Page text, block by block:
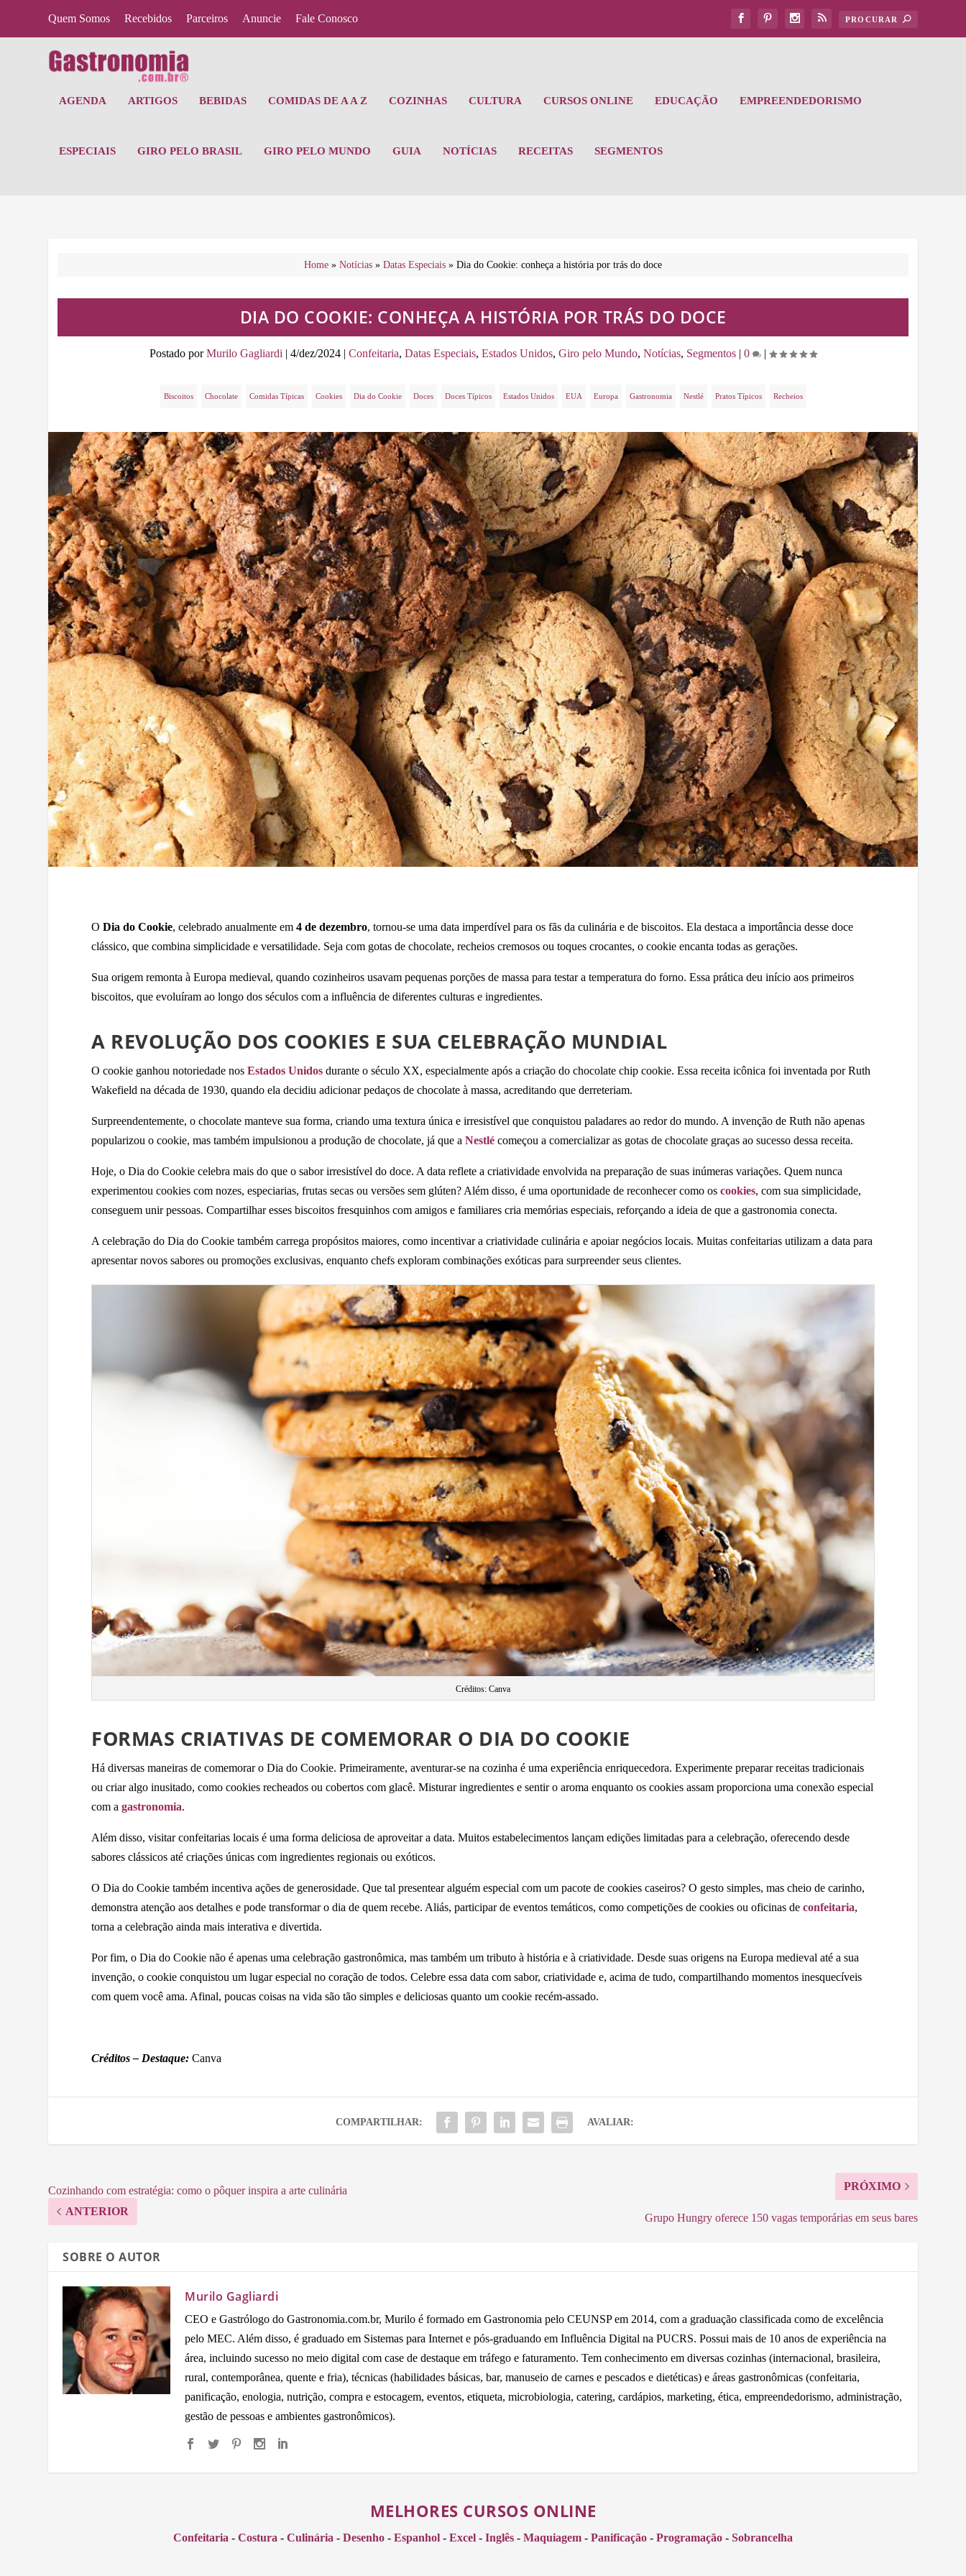
Quem Somos Recebidos Parceiros Anuncie Fale Conosco
AGENDA ARTIGOS BEBIDAS COMIDAS DE A A Z COZINHAS CULTURA CURSOS ONLINE EDUCAÇÃO EMPREENDEDORISMO
ESPECIAIS GIRO PELO BRASIL GIRO PELO MUNDO GUIA NOTÍCIAS RECEITAS SEGMENTOS
Home » Notícias » Datas Especiais » Dia do Cookie: conheça a história por trás do doce
DIA DO COOKIE: CONHEÇA A HISTÓRIA POR TRÁS DO DOCE
Postado porMurilo Gagliardi | 4/dez/2024 | Confeitaria, Datas Especiais, Estados Unidos, Giro pelo Mundo, Notícias, Segmentos | 0 |
Biscoitos Chocolate Comidas Típicas Cookies Dia do Cookie Doces Doces Típicos Estados Unidos EUA Europa Gastronomia Nestlé Pratos Típicos Recheios
ODia do Cookie, celebrado anualmente em4 de dezembro, tornou-se uma data imperdível para os fãs da culinária e de biscoitos. Ela destaca a importância desse doce
clássico, que combina simplicidade e versatilidade. Seja com gotas de chocolate, recheios cremosos ou toques crocantes, o cookie encanta todas as gerações.
Sua origem remonta à Europa medieval, quando cozinheiros usavam pequenas porções de massa para testar a temperatura do forno. Essa prática deu início aos primeiros
biscoitos, que evoluíram ao longo dos séculos com a influência de diferentes culturas e ingredientes.
A REVOLUÇÃO DOS COOKIES E SUA CELEBRAÇÃO MUNDIAL
O cookie ganhou notoriedade nosEstados Unidos durante o século XX, especialmente após a criação do chocolate chip cookie. Essa receita icônica foi inventada por Ruth
Wakefield na década de 1930, quando ela decidiu adicionar pedaços de chocolate à massa, acreditando que derreteriam.
Surpreendentemente, o chocolate manteve sua forma, criando uma textura única e irresistível que conquistou paladares ao redor do mundo. A invenção de Ruth não apenas
popularizou o cookie, mas também impulsionou a produção de chocolate, já que aNestlé começou a comercializar as gotas de chocolate graças ao sucesso dessa receita.
Hoje, o Dia do Cookie celebra mais do que o sabor irresistível do doce. A data reflete a criatividade envolvida na preparação de suas inúmeras variações. Quem nunca
experimentou cookies com nozes, especiarias, frutas secas ou versões sem glúten? Além disso, é uma oportunidade de reconhecer como oscookies, com sua simplicidade,
conseguem unir pessoas. Compartilhar esses biscoitos fresquinhos com amigos e familiares cria memórias especiais, reforçando a ideia de que a gastronomia conecta.
A celebração do Dia do Cookie também carrega propósitos maiores, como incentivar a criatividade culinária e apoiar negócios locais. Muitas confeitarias utilizam a data para
apresentar novos sabores ou promoções exclusivas, enquanto chefs exploram combinações exóticas para surpreender seus clientes.
Créditos: Canva
FORMAS CRIATIVAS DE COMEMORAR O DIA DO COOKIE
Há diversas maneiras de comemorar o Dia do Cookie. Primeiramente, aventurar-se na cozinha é uma experiência enriquecedora. Experimente preparar receitas tradicionais
ou criar algo inusitado, como cookies recheados ou cobertos com glacê. Misturar ingredientes e sentir o aroma enquanto os cookies assam proporciona uma conexão especial
com agastronomia.
Além disso, visitar confeitarias locais é uma forma deliciosa de aproveitar a data. Muitos estabelecimentos lançam edições limitadas para a celebração, oferecendo desde
sabores clássicos até criações únicas com ingredientes regionais ou exóticos.
O Dia do Cookie também incentiva ações de generosidade. Que tal presentear alguém especial com um pacote de cookies caseiros? O gesto simples, mas cheio de carinho,
demonstra atenção aos detalhes e pode transformar o dia de quem recebe. Aliás, participar de eventos temáticos, como competições de cookies ou oficinas deconfeitaria,
torna a celebração ainda mais interativa e divertida.
Por fim, o Dia do Cookie não é apenas uma celebração gastronômica, mas também um tributo à história e à criatividade. Desde suas origens na Europa medieval até a sua
invenção, o cookie conquistou um lugar especial no coração de todos. Celebre essa data com sabor, criatividade e, acima de tudo, compartilhando momentos inesquecíveis
com quem você ama. Afinal, poucas coisas na vida são tão simples e deliciosas quanto um cookie recém-assado.
Créditos – Destaque: Canva
COMPARTILHAR: AVALIAR:
Cozinhando com estratégia: como o pôquer inspira a arte culinária
ANTERIOR
PRÓXIMO
Grupo Hungry oferece 150 vagas temporárias em seus bares
SOBRE O AUTOR
Murilo Gagliardi
CEO e Gastrólogo do Gastronomia.com.br, Murilo é formado em Gastronomia pelo CEUNSP em 2014, com a graduação classificada como de excelência
pelo MEC. Além disso, é graduado em Sistemas para Internet e pós-graduando em Influência Digital na PUCRS. Possui mais de 10 anos de experiência na
área, incluindo sucesso no meio digital com case de destaque em tráfego e faturamento. Tem conhecimento em diversas cozinhas (internacional, brasileira,
rural, contemporânea, quente e fria), técnicas (habilidades básicas, bar, manuseio de carnes e pescados e dietéticas) e áreas gastronômicas (confeitaria,
panificação, enologia, nutrição, compra e estocagem, eventos, etiqueta, microbiologia, catering, cardápios, marketing, ética, empreendedorismo, administração,
gestão de pessoas e ambientes gastronômicos).
MELHORES CURSOS ONLINE
Confeitaria - Costura - Culinária - Desenho - Espanhol - Excel - Inglês - Maquiagem - Panificação - Programação - Sobrancelha